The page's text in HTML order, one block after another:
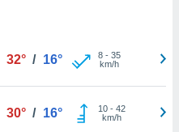
32° / 16° 8- 35
km/h
30° / 16° 10- 42
km/h